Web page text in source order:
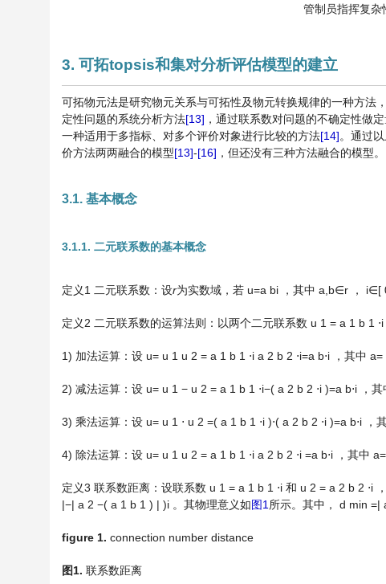
管制员指挥复杂
3. 可拓topsis和集对分析评估模型的建立
可拓物元法是研究物元关系与可拓性及物元转换规律的一种方法
定性问题的系统分析方法[13] ，通过联系数对问题的不确定性做
一种适用于多指标、对多个评价对象进行比较的方法[14]。通过
价方法两两融合的模型[13]-[16] ，但还没有三种方法融合的模型。
3.1. 基本概念
3.1.1. 二元联系数的基本概念
定义1 二元联系数：设r为实数域，若 u=a bi ，其中 a b∈r ， i∈[
定义2 二元联系数的运算法则：以两个二元联系数 u 1 = a 1 b 1 ⋅i
1) 加法运算：设 u= u 1 u 2 = a 1 b 1 ⋅i a 2 b 2 ⋅i=a b⋅i ，其中 a=
2) 减法运算：设 u= u 1 − u 2 = a 1 b 1 ⋅i−( a 2 b 2 ⋅i )=a b⋅i ，其
3) 乘法运算：设 u= u 1 ⋅ u 2 =( a 1 b 1 ⋅i )⋅( a 2 b 2 ⋅i )=a b⋅i ，
4) 除法运算：设 u= u 1 u 2 = a 1 b 1 ⋅i a 2 b 2 ⋅i =a b⋅i ，其中 a=
定义3 联系数距离：设联系数 u 1 = a 1 b 1 ⋅i 和 u 2 = a 2 b 2 ⋅i
|−| a 2 −( a 1 b 1 ) | )i 。其物理意义如图1 所示。其中， d min =|
figure 1. connection number distance
图1. 联系数距离